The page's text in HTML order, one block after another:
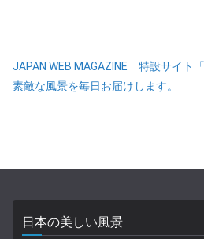
JAPAN WEB MAGAZINE 特設サイト
素敵な風景を毎日お届けします。
日本の美しい風景